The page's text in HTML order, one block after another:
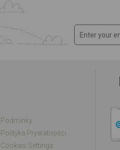
Podmínky
Polityka Prywatności
Cookies Settings